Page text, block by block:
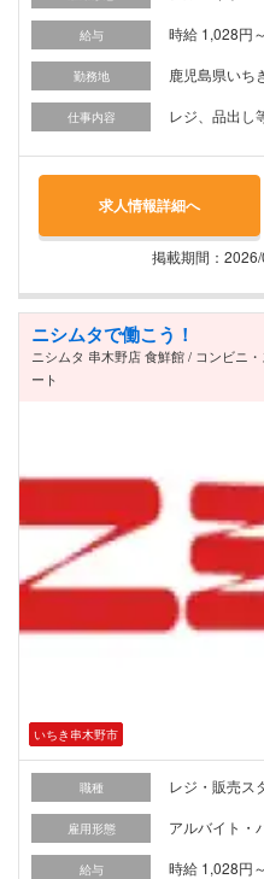
給与 時給 1,028円～
勤務地 鹿児島県いち
仕事内容 レジ、品出し
求人情報詳細へ
掲載期間：
ニシムタで働こう！
ニシムタ 串木野店 食鮮館 / コンビニ
ート
いちき串木野市
職種 レジ・販売ス
雇用形態 アルバイト・
給与 時給 1,028円～